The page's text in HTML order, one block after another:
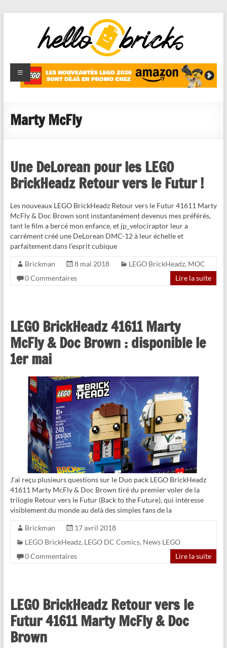
HelloBricks
Blog LEGO,
nouveaut�s
reviews
Marty McFly
Une DeLorean pour les LEGO
BrickHeadz Retour vers le Futur !
Les nouveaux LEGO BrickHeadz Retour vers le Futur 41611 Marty
McFly & Doc Brown sont instantanément devenus mes préférés,
tant le film a bercé mon enfance, et jp_velociraptor leur a
carrément créé une DeLorean DMC-12 à leur échelle et
parfaitement dans l’esprit cubique
Brickman 8 mai 2018 LEGO BrickHeadz, MOC
0 Commentaires
Lire la suite
LEGO BrickHeadz 41611 Marty
McFly & Doc Brown : disponible le
1er mai
J’ai reçu plusieurs questions sur le Duo pack LEGO BrickHeadz
41611 Marty McFly & Doc Brown tiré du premier voler de la
trilogie Retour vers le Futur (Back to the Future), qui intéresse
visiblement du monde au delà des simples fans de la
Brickman
17 avril 2018
LEGO BrickHeadz, LEGO DC Comics, News LEGO
0 Commentaires
Lire la suite
LEGO BrickHeadz Retour vers le
Futur 41611 Marty McFly & Doc
Brown